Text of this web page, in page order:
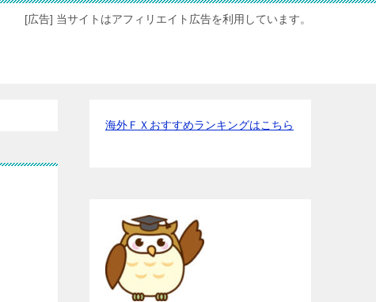
[広告] 当サイトはアフィリエイト広告を利用しています。
海外ＦＸおすすめランキングはこちら